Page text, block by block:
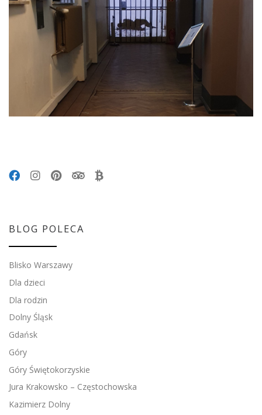
BLOG POLECA
Blisko Warszawy
Dla dzieci
Dla rodzin
Dolny Śląsk
Gdańsk
Góry
Góry Świętokorzyskie
Jura Krakowsko – Częstochowska
Kazimierz Dolny